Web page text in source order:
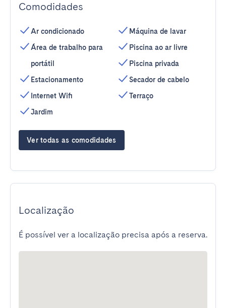
Comodidades
Ar condicionado
Área de trabalho para
portátil
Estacionamento
Internet Wifi
Jardim
Máquina de lavar
Piscina ao ar livre
Piscina privada
Secador de cabelo
Terraço
Ver todas as comodidades
Localização
É possível ver a localização precisa após a reserva.